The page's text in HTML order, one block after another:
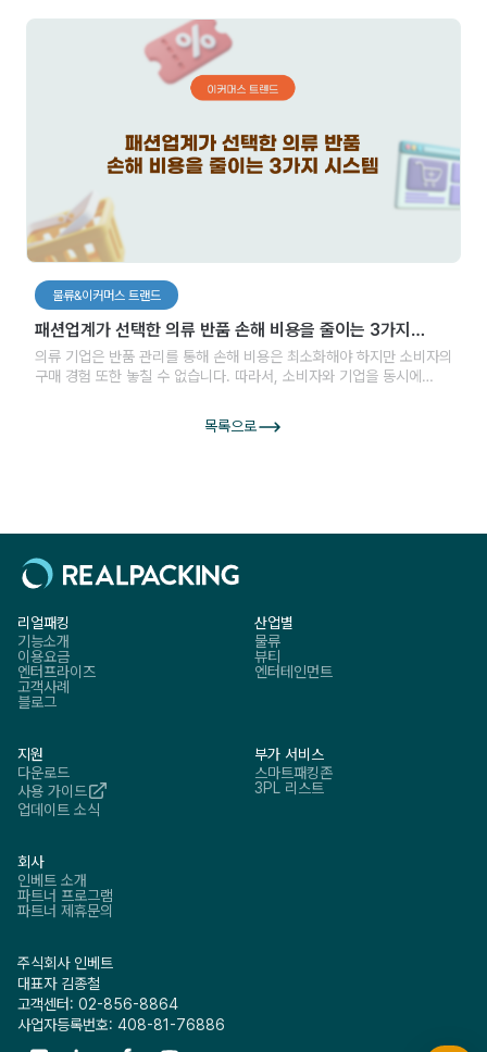
물류&이커머스 트랜드
패션업계가 선택한 의류 반품 손해 비용을 줄이는 3가지
시스템
의류 기업은 반품 관리를 통해 손해 비용은 최소화해야 하지만 소비자의
구매 경험 또한 놓칠 수 없습니다. 따라서, 소비자와 기업을 동시에
목록으로
리얼패킹
기능소개
이용요금
엔터프라이즈
고객사례
블로그
산업별
물류
뷰티
엔터테인먼트
지원
다운로드
사용 가이드
업데이트 소식
부가 서비스
스마트패킹존
3PL 리스트
회사
인베트 소개
파트너 프로그램
파트너 제휴문의
주식회사 인베트
대표자 김종철
고객센터: 02-856-8864
사업자등록번호: 408-81-76886